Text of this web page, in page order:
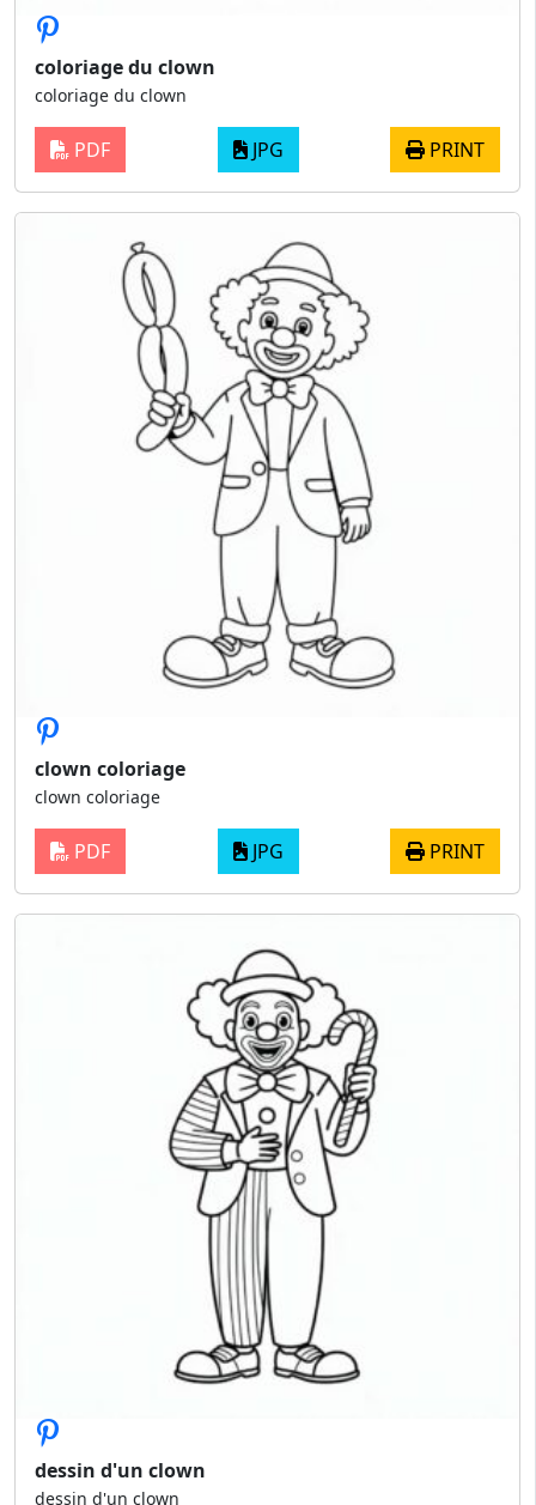
coloriage du clown
coloriage du clown
PDF JPG PRINT
clown coloriage
clown coloriage
PDF JPG PRINT
dessin d'un clown
dessin d'un clown